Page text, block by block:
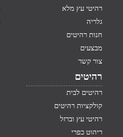
רהיטי עץ מלא
גלריה
חנות רהיטים
מבצעים
צור קשר
רהיטים
רהיטים לבית
קולקציות רהיטים
רהיטי עץ וברזל
ריהוט כפרי